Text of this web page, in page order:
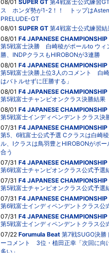
08/01 SUPER GT 第4戦富士公式練習
ス ホンダ勢が1-2！！ トップは
PRELUDE-GT
08/01 SUPER GT 第4戦富士公式練習結
08/01 F4 JAPANESE
第5戦富士決勝 白崎稜がポールto ウィ
勝、INDPクラスもHIROBONが3連勝
08/01 F4 JAPANESE
第5戦富士決勝上位3人のコメント 白
はバトルせずに圧勝する」
08/01 F4 JAPANESE
第5戦富士チャンピオンクラス決勝結果
08/01 F4 JAPANESE
第5戦富士インディペンデントクラス決
07/31 F4 JAPANESE
第5、6戦富士公式予選 Cクラスは白崎
ル、Iクラスは鳥羽豊とHIROBONがポー
合う
07/31 F4 JAPANESE
第6戦富士チャンピオンクラス公式予選
07/31 F4 JAPANESE
第5戦富士チャンピオンクラス公式予選
07/31 F4 JAPANESE
第6戦富士インディペンデントクラス公
07/31 F4 JAPANESE
第5戦富士インディペンデントクラス公
07/22 Forumula Beat 第7戦SUGO決勝
ーコメント 3位・植田正幸「次回に向
多い」